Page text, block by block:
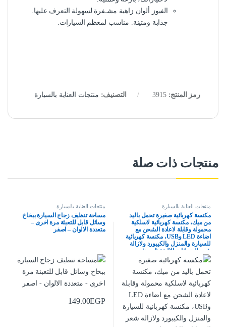
الفيوز ألوان زاهية مشـفرة لسهولة التعرف عليها.
جذابة ومتينة. مناسب لمعظم السيارات.
رمز المنتج:3915 التصنيف: منتجات العناية بالسيارة
منتجات ذات صلة
منتجات العناية بالسيارة
مكنسة كهربائية صغيرة تحمل باليد
من ميك، مكنسة كهربائية لاسلكية
محمولة وقابلة لاعادة الشحن مع
اضاءة LED وUSB، مكنسة كهربائية
للسيارة والمنزل والكيبورد ولازالة
شعر الحيوانات الاليفة (اسود)
منتجات العناية بالسيارة
مساحة تنظيف زجاج السيارة ببخاخ
وسائل قابل للتعبئة مرة اخرى –
متعددة الالوان – اصفر
149.00EGP